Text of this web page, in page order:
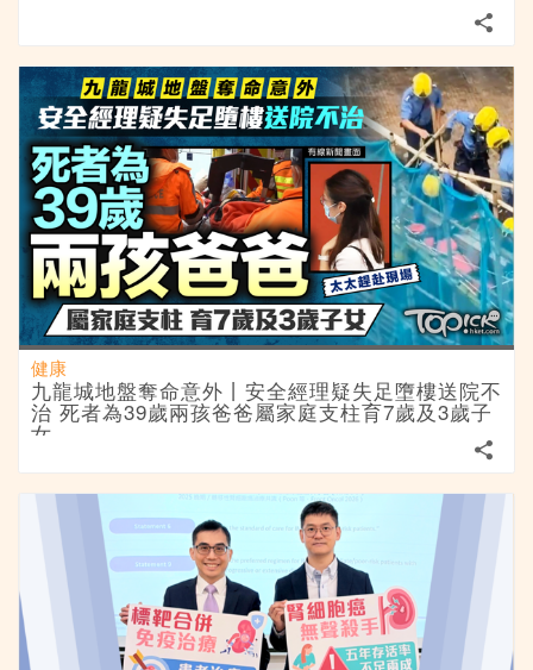
健康
九龍城地盤奪命意外丨安全經理疑失足墮樓送院不
治 死者為39歲兩孩爸爸屬家庭支柱育7歲及3歲子
女